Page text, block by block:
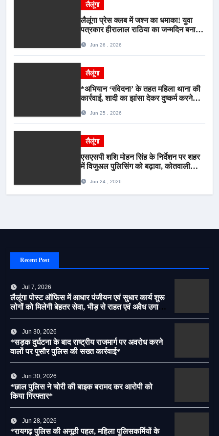
लैलूंगा
लैलूंगा प्रेस क्लब में जश्न का धमाका! युवा
पत्रकार हीरालाल राठिया का जन्मदिन बना
स्वरJun 26 , 2026
लैलूंगा
*अभियान ‘संवेदना’ के तहत महिला थाना की
कार्रवाई, शादी का झांसा देकर दुष्कर्म करने
Jun 25 , 2026
लैलूंगा
एसएसपी शशि मोहन सिंह के निर्देशन पर शहर
में विजुअल पुलिसिंग को बढ़ावा, कोतवाली
Jun 24 , 2026
Recent Post
Jul 7, 2026
लैलूंगा पोस्ट ऑफिस में आधार पंजीयन एवं सुधार कार्य शुरू
लोगों को मिलेगी बेहतर सेवा, भीड़ से राहत एवं अवैध उगाही
पर लगेगी रोक
Jun 30, 2026
*सड़क दुर्घटना के बाद राष्ट्रीय राजमार्ग पर अवरोध करने
वालों पर पुसौर पुलिस की सख्त कार्रवाई*
Jun 30, 2026
*छाल पुलिस ने चोरी की बाइक बरामद कर आरोपी को
किया गिरफ्तार*
Jun 28, 2026
*रायगढ़ पुलिस की अनूठी पहल, महिला पुलिसकर्मियों के